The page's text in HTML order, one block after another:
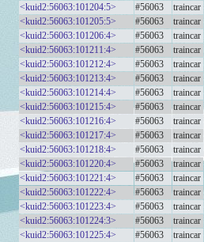
<kuid2:56063:101204:5>
#56063 traincar
<kuid2:56063:101205:5>
#56063 traincar
<kuid2:56063:101206:4>
#56063 traincar
<kuid2:56063:101211:4>
#56063 traincar
<kuid2:56063:101212:4>
#56063 traincar
<kuid2:56063:101213:4>
#56063 traincar
<kuid2:56063:101214:4>
#56063 traincar
<kuid2:56063:101215:4>
#56063 traincar
<kuid2:56063:101216:4>
#56063 traincar
<kuid2:56063:101217:4>
#56063 traincar
<kuid2:56063:101218:4>
#56063 traincar
<kuid2:56063:101220:4>
#56063 traincar
<kuid2:56063:101221:4>
#56063 traincar
<kuid2:56063:101222:4>
#56063 traincar
<kuid2:56063:101223:4>
#56063 traincar
<kuid2:56063:101224:3>
#56063 traincar
<kuid2:56063:101225:4>
#56063 traincar